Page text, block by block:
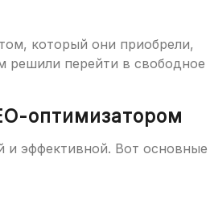
который они приобрели,
решили перейти в свободное
оптимизатором
и эффективной. Вот основные